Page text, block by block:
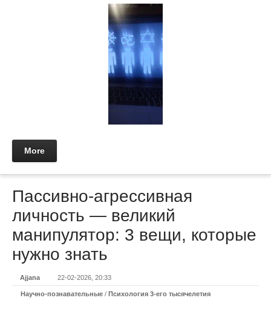
More
Пассивно-агрессивная
личность — великий
манипулятор: 3 вещи, которые
нужно знать
Ajjana 22-02-2026, 20:33
Научно-познавательные / Психология 3-его тысячелетия